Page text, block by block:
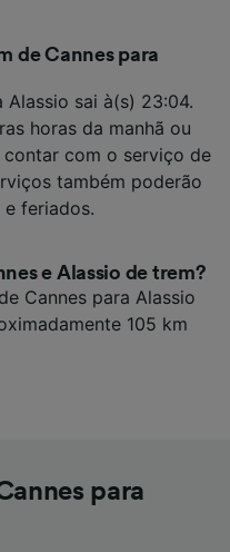
de Cannes para
sai à(s) 23:04.
horas da manhã ou
com o serviço de
também poderão
feriados.
e Alassio de trem?
Cannes para Alassio
105 km
para